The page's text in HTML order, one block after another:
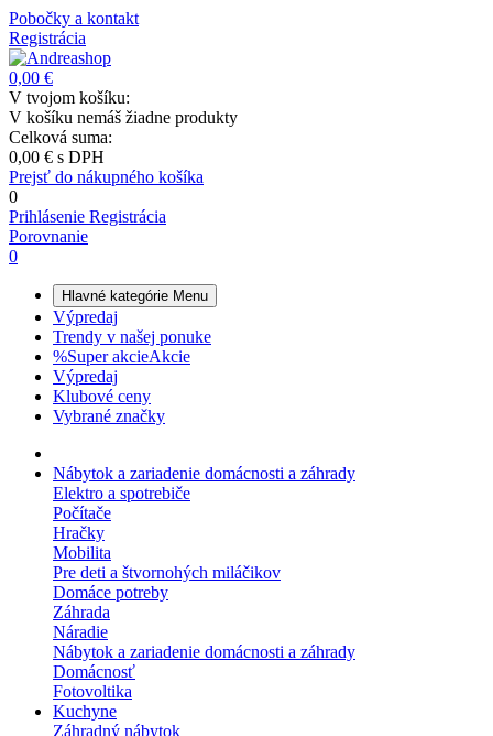
Pobočky a kontakt
Registrácia
0,00 €
V tvojom košíku:
V košíku nemáš žiadne produkty
Celková suma:
0,00 € s DPH
Prejsť do nákupného košíka
0
Prihlásenie Registrácia
Porovnanie
0
Hlavné kategórie Menu
Výpredaj
Trendy v našej ponuke
%Super akcieAkcie
Výpredaj
Klubové ceny
Vybrané značky
Nábytok a zariadenie domácnosti a záhrady
Elektro a spotrebiče
Počítače
Hračky
Mobilita
Pre deti a štvornohých miláčikov
Domáce potreby
Záhrada
Náradie
Nábytok a zariadenie domácnosti a záhrady
Domácnosť
Fotovoltika
Kuchyne
Záhradný nábytok